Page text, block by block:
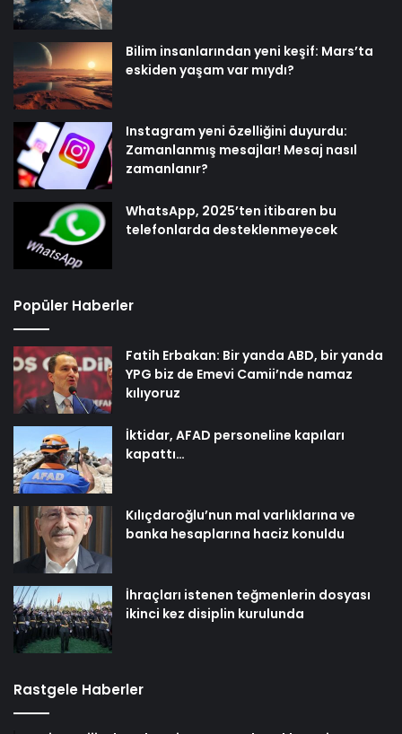
Bilim insanlarından yeni keşif: Mars’ta
eskiden yaşam var mıydı?
Instagram yeni özelliğini duyurdu:
Zamanlanmış mesajlar! Mesaj nasıl
zamanlanır?
WhatsApp, 2025’ten itibaren bu
telefonlarda desteklenmeyecek
Popüler Haberler
Fatih Erbakan: Bir yanda ABD, bir yanda
YPG biz de Emevi Camii’nde namaz
kılıyoruz
İktidar, AFAD personeline kapıları
kapattı…
Kılıçdaroğlu’nun mal varlıklarına ve
banka hesaplarına haciz konuldu
İhraçları istenen teğmenlerin dosyası
ikinci kez disiplin kurulunda
Rastgele Haberler